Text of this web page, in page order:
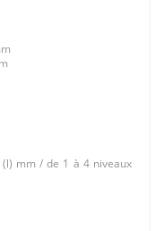
mm / de 1 à 4 niveaux